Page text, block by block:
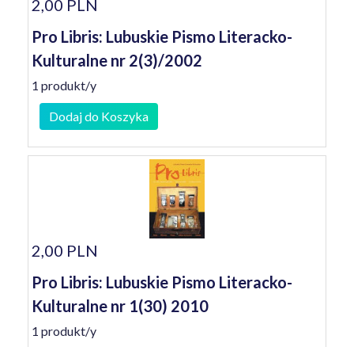
2,00 PLN
Pro Libris: Lubuskie Pismo Literacko-
Kulturalne nr 2(3)/2002
1 produkt/y
Dodaj do Koszyka
2,00 PLN
Pro Libris: Lubuskie Pismo Literacko-
Kulturalne nr 1(30) 2010
1 produkt/y